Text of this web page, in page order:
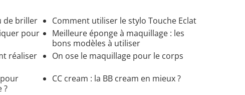
de briller
Comment utiliser le stylo Touche Eclat
pour
Meilleure éponge à maquillage : les
bons modèles à utiliser
réaliser
On ose le maquillage pour le corps
?
CC cream : la BB cream en mieux ?